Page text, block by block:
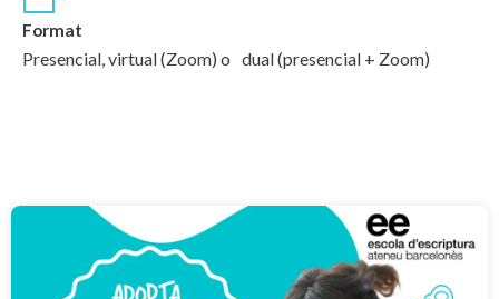
Format
Presencial, virtual (Zoom) o dual (presencial + Zoom)